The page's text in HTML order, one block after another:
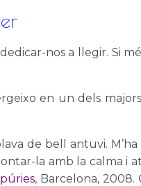
nos a llegir. Si
en un dels
de bell antuvi. M’ha
la amb la calma i
, Barcelona, 2008.